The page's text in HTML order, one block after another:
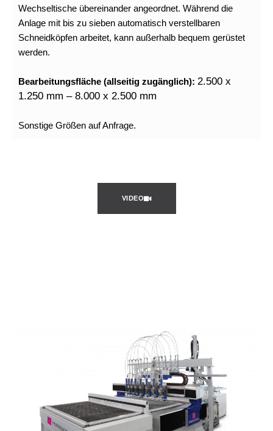
Wechseltische übereinander angeordnet. Während die
Anlage mit bis zu sieben automatisch verstellbaren
Schneidköpfen arbeitet, kann außerhalb bequem gerüstet
werden.
Bearbeitungsfläche (allseitig zugänglich): 2.500 x
1.250 mm – 8.000 x 2.500 mm
Sonstige Größen auf Anfrage.
VIDEO